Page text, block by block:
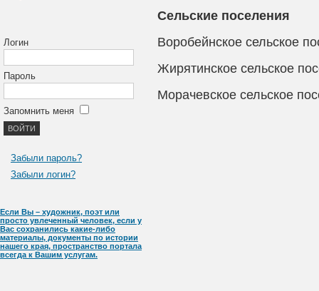
Сельские поселения
Воробейнское сельское
Жирятинское сельское
Морачевское сельское
Логин
Пароль
Запомнить меня
Забыли пароль?
Забыли логин?
Если Вы – художник, поэт или
просто увлеченный человек, если у
Вас сохранились какие-либо
материалы, документы по истории
нашего края, пространство портала
всегда к Вашим услугам.